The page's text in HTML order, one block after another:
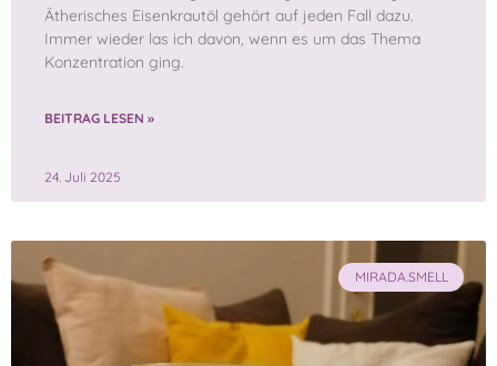
Ätherisches Eisenkrautöl gehört auf jeden Fall dazu.
Immer wieder las ich davon, wenn es um das Thema
Konzentration ging.
BEITRAG LESEN »
24. Juli 2025
MIRADA.SMELL